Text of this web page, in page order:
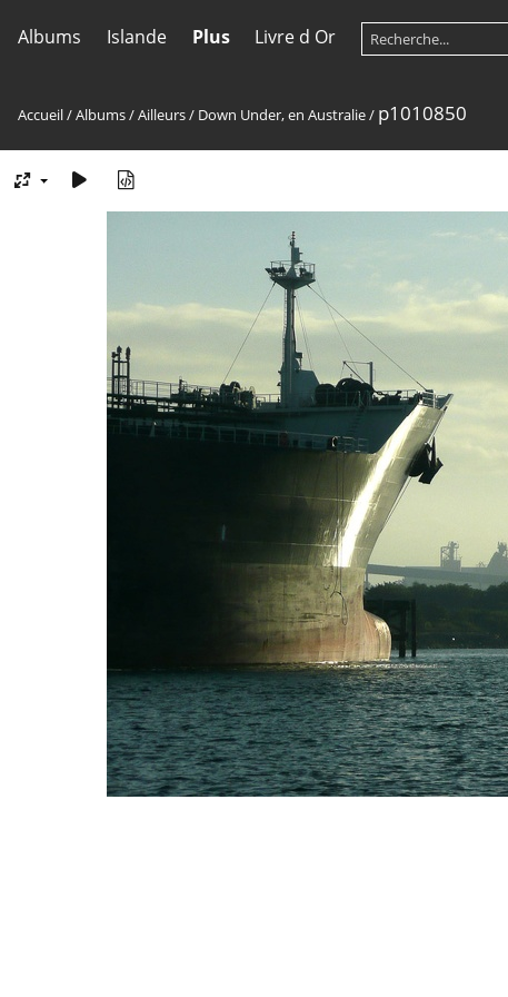
Albums Islande Plus Livre d Or
Accueil/Albums/Ailleurs/ Down Under, en Australie/ p1010850